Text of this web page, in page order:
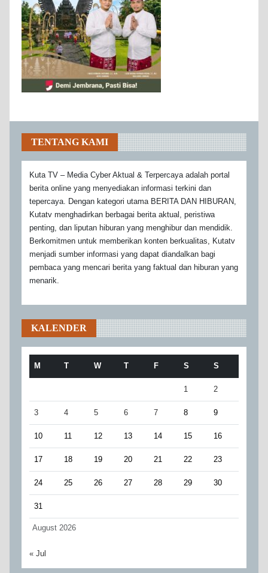
TENTANG KAMI
Kuta TV – Media Cyber Aktual & Terpercaya adalah portal
berita online yang menyediakan informasi terkini dan
tepercaya. Dengan kategori utama BERITA DAN HIBURAN,
Kutatv menghadirkan berbagai berita aktual, peristiwa
penting, dan liputan hiburan yang menghibur dan mendidik.
Berkomitmen untuk memberikan konten berkualitas, Kutatv
menjadi sumber informasi yang dapat diandalkan bagi
pembaca yang mencari berita yang faktual dan hiburan yang
menarik.
KALENDER
August 2026
M T W T F S S
1 2
3 4 5 6 7 8 9
10 11 12 13 14 15 16
17 18 19 20 21 22 23
24 25 26 27 28 29 30
31
« Jul